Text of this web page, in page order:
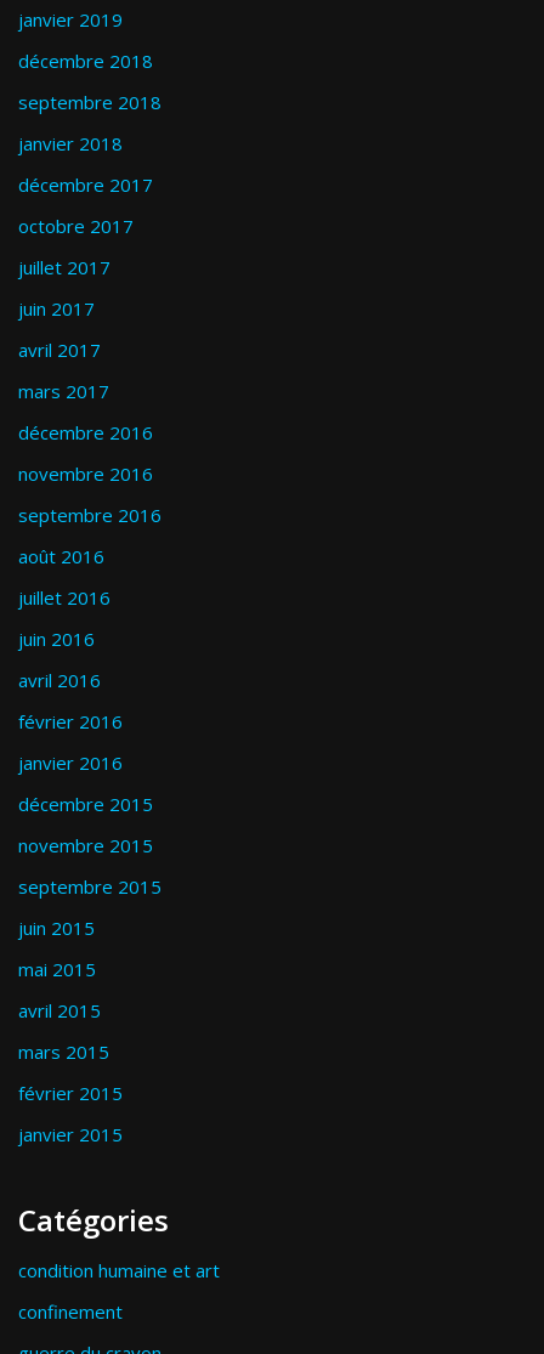
janvier 2019
décembre 2018
septembre 2018
janvier 2018
décembre 2017
octobre 2017
juillet 2017
juin 2017
avril 2017
mars 2017
décembre 2016
novembre 2016
septembre 2016
août 2016
juillet 2016
juin 2016
avril 2016
février 2016
janvier 2016
décembre 2015
novembre 2015
septembre 2015
juin 2015
mai 2015
avril 2015
mars 2015
février 2015
janvier 2015
Catégories
condition humaine et art
confinement